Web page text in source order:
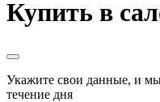
Купить в
Укажите свои данные, и мы
течение дня